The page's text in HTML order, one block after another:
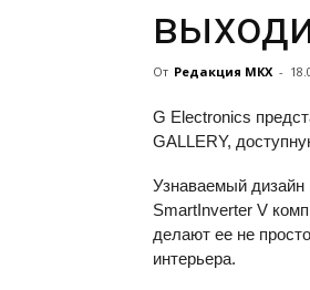
От Редакция МКХ -
G Electronics
GALLERY,
Узнаваемый дизайн
SmartInverter V
делают ее не
интерьера.